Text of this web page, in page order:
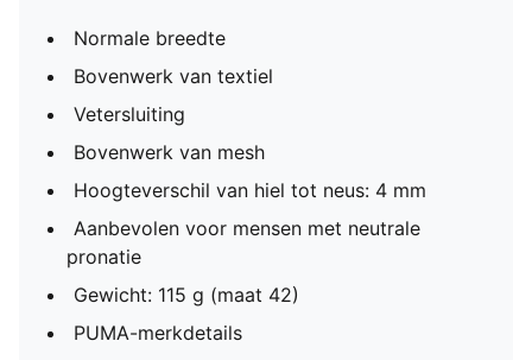
Normale breedte
Bovenwerk van textiel
Vetersluiting
Bovenwerk van mesh
Hoogteverschil van hiel tot neus: 4 mm
Aanbevolen voor mensen met neutrale
pronatie
Gewicht: 115 g (maat 42)
PUMA-merkdetails